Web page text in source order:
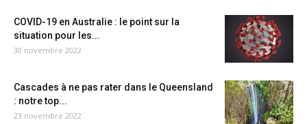
COVID-19 en Australie : le point sur la
situation pour les...
30 novembre 2022
Cascades à ne pas rater dans le Queensland
: notre top...
23 novembre 2022